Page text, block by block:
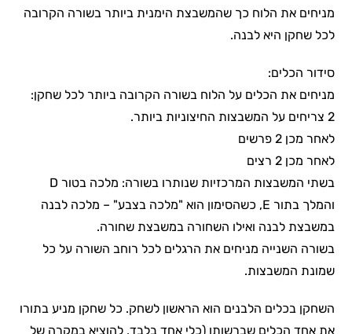
מניחים את הלוח כך שהמשבצת הימנית ביותר בשורה הקרובה
לכל שחקן היא לבנה.
סידור הכלים:
מניחים את הכלים על הלוח בשורה הקרובה ביותר לכל שחקן:
2 צריחים על המשבצות החיצוניות ביותר.
לאחר מכן 2 פרשים
לאחר מכן 2 רצים
בשתי המשבצות המרכזיות שנותרו בשורה: מלכה בטור D
והמלך בתור E, כשהסימון הוא "מלכה בצבע" – מלכה לבנה
במשבצת לבנה ואילו השחורה במשבצת שחורה.
בשורה השנייה מניחים את הרגלים לכל רוחב השורה על כל
שמונת המשבצות.
השחקן בכלים הלבנים הוא הראשון לשחק. כל שחקן מניע בתורו
את אחד הכלים שברשותו (כלי אחד בלבד, להוציא במקרה של